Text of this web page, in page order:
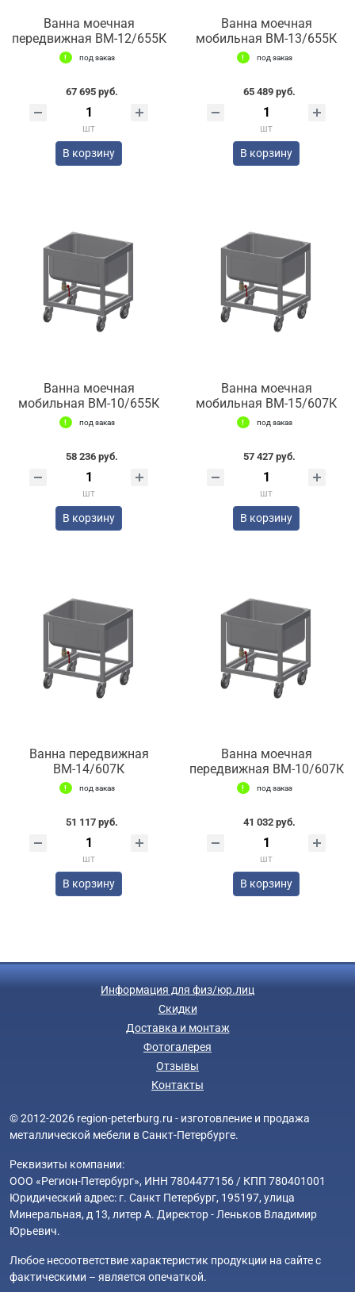
Ванна моечная
передвижная ВМ-12/655К
под заказ
67 695 руб.
шт
В корзину
Ванна моечная
мобильная ВМ-13/655К
под заказ
65 489 руб.
шт
В корзину
Ванна моечная
мобильная ВМ-10/655К
под заказ
58 236 руб.
шт
В корзину
Ванна моечная
мобильная ВМ-15/607К
под заказ
57 427 руб.
шт
В корзину
Ванна передвижная
ВМ-14/607К
под заказ
51 117 руб.
шт
В корзину
Ванна моечная
передвижная ВМ-10/607К
под заказ
41 032 руб.
шт
В корзину
Информация для физ/юр.лиц
Скидки
Доставка и монтаж
Фотогалерея
Отзывы
Контакты
© 2012-2026 region-peterburg.ru - изготовление и продажа
металлической мебели в Санкт-Петербурге.
Реквизиты компании:
ООО «Регион-Петербург», ИНН 7804477156 / КПП 780401001
Юридический адрес: г. Санкт Петербург, 195197, улица
Минеральная, д 13, литер А. Директор - Леньков Владимир
Юрьевич.
Любое несоответствие характеристик продукции на сайте с
фактическими – является опечаткой.